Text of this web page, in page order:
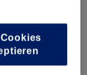
Oberbilk –
Hautpflege
Sie